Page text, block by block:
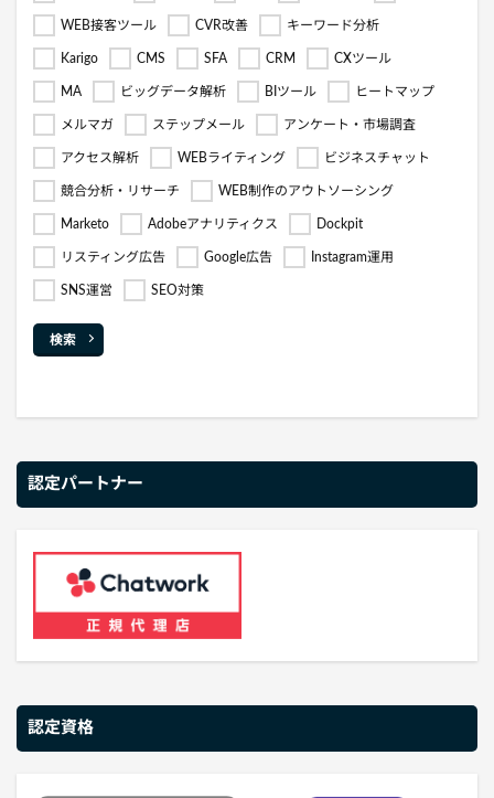
WEB接客ツール CVR改善 キーワード分析
Karigo CMS SFA CRM CXツール
MA ビッグデータ解析 BIツール ヒートマップ
メルマガ ステップメール アンケート・市場調査
アクセス解析 WEBライティング ビジネスチャット
競合分析・リサーチ WEB制作のアウトソーシング
Marketo Adobeアナリティクス Dockpit
リスティング広告 Google広告 Instagram運用
SNS運営 SEO対策
検索
認定パートナー
認定資格